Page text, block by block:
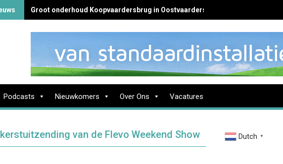
Groot onderhoud Koopvaardersbrug in Oostvaardersbuurt
Podcasts Nieuwkomers Over Ons Vacatures
van de Flevo Weekend Show Dutch ▼